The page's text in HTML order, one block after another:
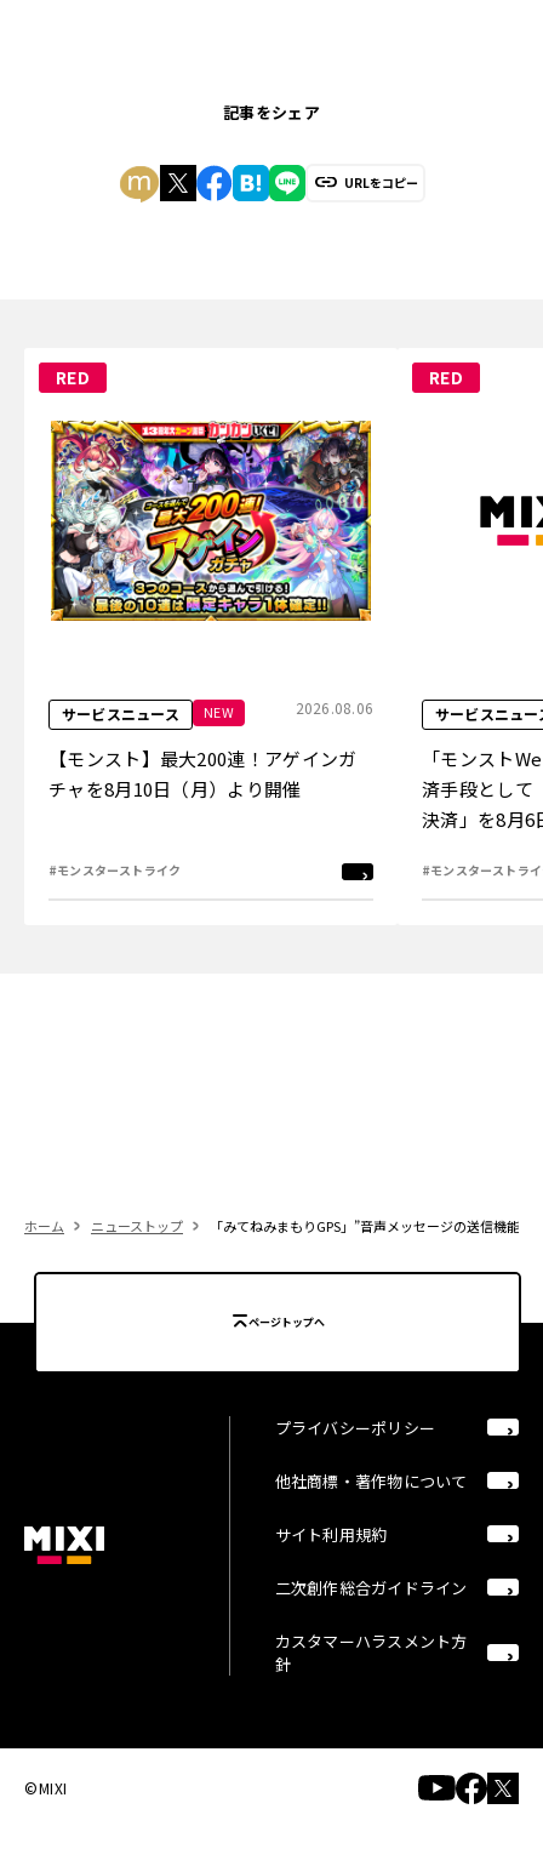
記事をシェア
URLをコピー
RED
サービスニュース NEW 2026.08.06
【モンスト】最大200連！アゲインガ
チャを8月10日（月）より開催
#モンスターストライク
RED
サービスニュー
「モンスト
済手段として
決済」を8月6
#モンスターストラ
ホーム ニューストップ 「みてねみまもりGPS」”音声メッセージの送信機能
ページトップへ
プライバシーポリシー
他社商標・著作物について
サイト利用規約
二次創作総合ガイドライン
カスタマーハラスメント方
針
©MIXI